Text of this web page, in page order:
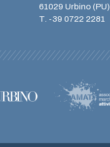
61029 Urbino (PU)
T. -39 0722 2281